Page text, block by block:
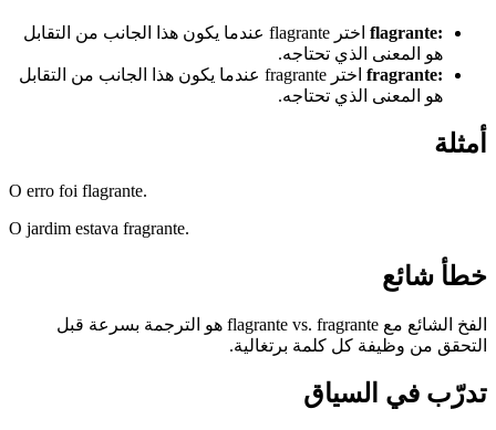
flagrante:
اختر flagrante عندما يكون هذا الجانب من التقابل
هو المعنى الذي تحتاجه.
fragrante:
اختر fragrante عندما يكون هذا الجانب من التقابل
هو المعنى الذي تحتاجه.
أمثلة
O erro foi flagrante.
O jardim estava fragrante.
خطأ شائع
الفخ الشائع مع flagrante vs. fragrante هو الترجمة بسرعة قبل
التحقق من وظيفة كل كلمة برتغالية.
تدرّب في السياق